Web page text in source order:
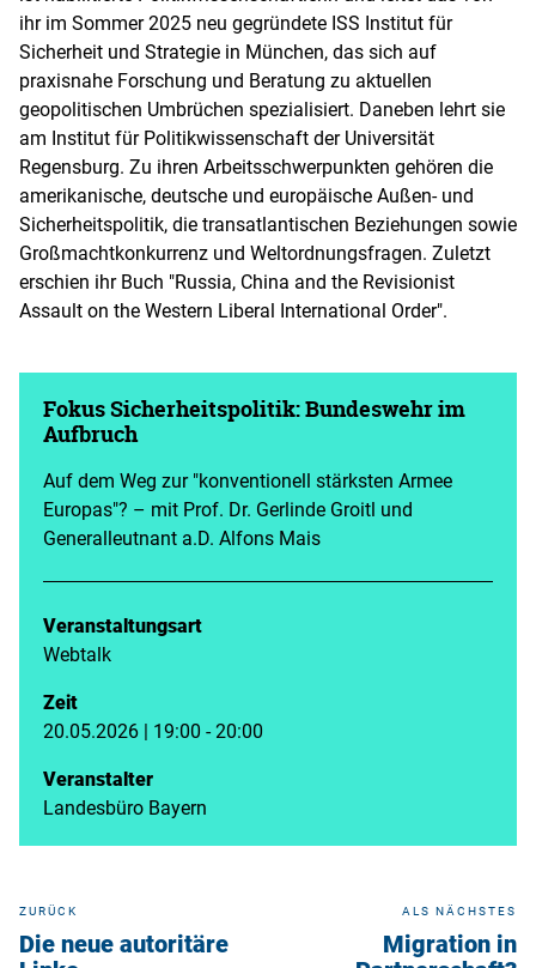
ihr im Sommer 2025 neu gegründete ISS Institut für
Sicherheit und Strategie in München, das sich auf
praxisnahe Forschung und Beratung zu aktuellen
geopolitischen Umbrüchen spezialisiert. Daneben lehrt sie
am Institut für Politikwissenschaft der Universität
Regensburg. Zu ihren Arbeitsschwerpunkten gehören die
amerikanische, deutsche und europäische Außen- und
Sicherheitspolitik, die transatlantischen Beziehungen sowie
Großmachtkonkurrenz und Weltordnungsfragen. Zuletzt
erschien ihr Buch "Russia, China and the Revisionist
Assault on the Western Liberal International Order".
Fokus Sicherheitspolitik: Bundeswehr im
Aufbruch
Auf dem Weg zur "konventionell stärksten Armee
Europas"? – mit Prof. Dr. Gerlinde Groitl und
Generalleutnant a.D. Alfons Mais
Veranstaltungsart
Webtalk
Zeit
20.05.2026 | 19:00 - 20:00
Veranstalter
Landesbüro Bayern
ZURÜCK
Die neue autoritäre
ALS NÄCHSTES
Migration in